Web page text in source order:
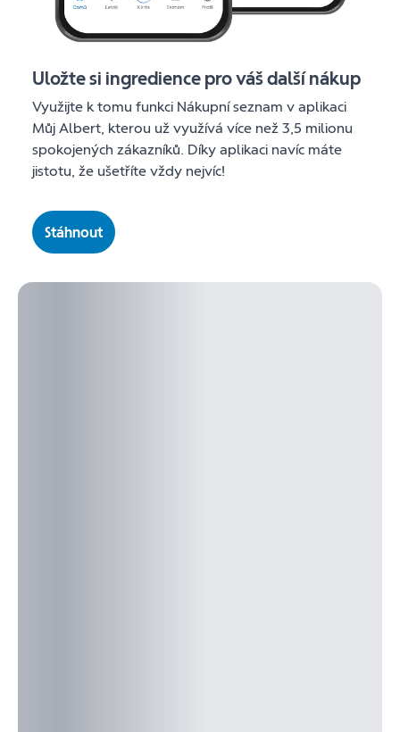
Uložte si ingredience pro váš další nákup
Využijte k tomu funkci Nákupní seznam v aplikaci
Můj Albert, kterou už využívá více než 3,5 milionu
spokojených zákazníků. Díky aplikaci navíc máte
jistotu, že ušetříte vždy nejvíc!
Stáhnout